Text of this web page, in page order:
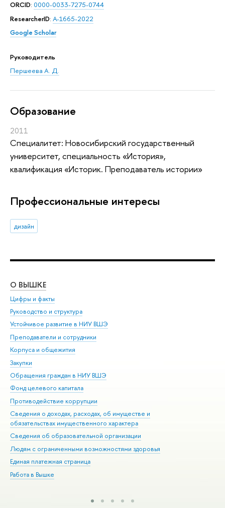
ORCID: 0000-0033-7275-0744
ResearcherID: A-1665-2022
Google Scholar
Руководитель
Першеева А. Д.
Oбразование
2011
Специалитет: Новосибирский государственный
университет, специальность «История»,
квалификация «Историк. Преподаватель истории»
Профессиональные интересы
дизайн
О ВЫШКЕ
Цифры и факты
Руководство и структура
Устойчивое развитие в НИУ ВШЭ
Преподаватели и сотрудники
Корпуса и общежития
Закупки
Обращения граждан в НИУ ВШЭ
Фонд целевого капитала
Противодействие коррупции
Сведения о доходах, расходах, об имуществе и
обязательствах имущественного характера
Сведения об образовательной организации
Людям с ограниченными возможностями здоровья
Единая платежная страница
Работа в Вышке